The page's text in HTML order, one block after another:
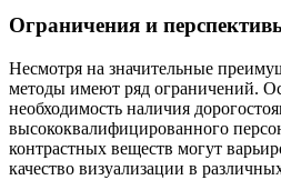
Ограничения и
Несмотря на значительные
методы имеют ряд ограничений.
необходимость наличия
высококвалифицированного
контрастных веществ могут
качество визуализации в